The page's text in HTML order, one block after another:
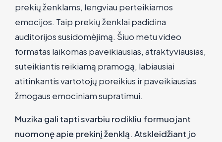
prekių ženklams, lengviau perteikiamos
emocijos. Taip prekių ženklai padidina
auditorijos susidomėjimą. Šiuo metu video
formatas laikomas paveikiausias, atraktyviausias,
suteikiantis reikiamą pramogą, labiausiai
atitinkantis vartotojų poreikius ir paveikiausias
žmogaus emociniam supratimui.
Muzika gali tapti svarbiu rodikliu formuojant
nuomonę apie prekinį ženklą. Atskleidžiant jo